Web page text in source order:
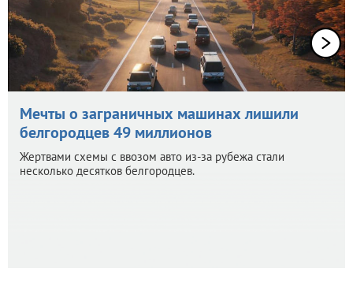
Мечты о заграничных машинах лишили
белгородцев 49 миллионов
Жертвами схемы с ввозом авто из-за рубежа стали
несколько десятков белгородцев.